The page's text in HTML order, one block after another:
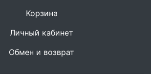
Корзина
Личный кабинет
Обмен и возврат